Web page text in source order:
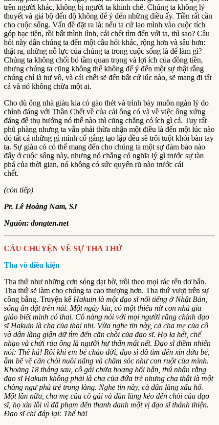
trên người khác, không bị người ta khinh chê. Chúng ta không lý
thuyết và giả bộ đến độ không để ý đến những điều ấy. Tiền rất cần
cho cuộc sống. Vấn đề đặt ra là: nếu ta cứ lao mình vào cuộc tích
góp bạc tiền, rồi bất thình lình, cái chết tìm đến với ta, thì sao? Câu
hỏi này dẫn chúng ta đến một câu hỏi khác, rộng hơn và sâu hơn:
thật ra, những nỗ lực của chúng ta trong cuộc sống là để làm gì?
Chúng ta không chối bỏ tầm quan trọng và lợi ích của đồng tiền,
nhưng chúng ta cũng không thể không để ý đến một sự thật rằng
chúng chỉ là hư vô, và cái chết sẽ đến bất cứ lúc nào, sẽ mang đi tất
cả và nó không chừa một ai.
Cho dù ông nhà giàu kia có gào thét và trình bày muôn ngàn lý do
chính đáng với Thần Chết về của cải ông có và về việc ông xứng
đáng để thụ hưởng nó thế nào thì cũng chẳng có ích gì cả. Tuy rất
phũ phàng nhưng ta vẫn phải thừa nhận một điều là đến một lúc nào
đó tất cả những gì mình cố gắng tạo lập đều sẽ trôi tuột khỏi bàn tay
ta. Sự giàu có có thể mang đến cho chúng ta một sự đảm bảo nào
đấy ở cuộc sống này, nhưng nó chẳng có nghĩa lý gì trước sự tàn
phá của thời gian, nó không có sức quyến rũ nào trước cái
chết.
(còn tiếp)
Pr. Lê Hoàng Nam, SJ
Nguồn: dongten.net
CÂU CHUYỆN VỀ SỰ THA THỨ
Tha vô điều kiện
Tha thứ như những cơn sóng dạt bờ, trôi theo mọi rác rến dơ bẩn.
Tha thứ sẽ làm cho chúng ta cao thượng hơn. Tha thứ vượt trên sự
công bằng. Truyện kể Hakuin là một đạo sĩ nổi tiếng ở Nhật Bản,
sống ẩn dật trên núi. Một ngày kia, có một thiếu nữ con nhà gia
giáo biết mình có thai. Cô nàng nói với mọi người rằng chính đạo
sĩ Hakuin là cha của thai nhi. Vừa nghe tin này, cả cha mẹ của cô
và dân làng giận dữ tìm đến căn chòi của đạo sĩ. Họ la hét, chế
nhạo và chửi rủa ông là người hư thân mất nết. Đạo sĩ điềm nhiên
nói: Thế hả! Rồi khi em bé chào đời, đạo sĩ đã tìm đến xin đứa bé,
ẵm bế về căn chòi nuôi nấng và chăm sóc như con ruột của mình.
Khoảng 18 tháng sau, cô gái chửa hoang hối hận, thú nhận rằng
đạo sĩ Hakuin không phải là cha của đứa trẻ nhưng cha thật là một
chàng ngư phủ trẻ trong làng. Nghe tin này, cả dân làng xấu hổ.
Một lần nữa, cha mẹ của cô gái và dân làng kéo đến chòi của đạo
sĩ, họ xin lỗi vì đã phạm đến thanh danh một vị đạo sĩ thánh thiện.
Đạo sĩ chỉ đáp lại: Thế hả!